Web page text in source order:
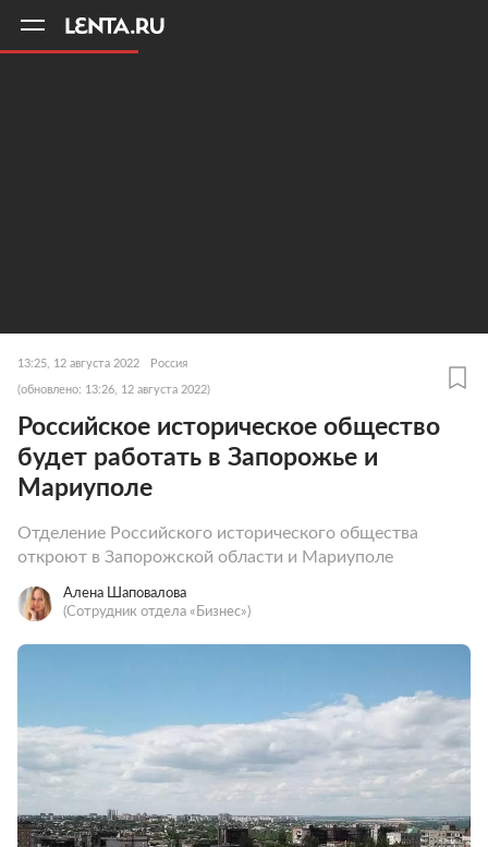
13:25, 12 августа 2022 Россия
(обновлено: 13:26, 12 августа 2022)
Российское историческое общество
будет работать в Запорожье и
Мариуполе
Отделение Российского исторического общества
откроют в Запорожской области и Мариуполе
Алена Шаповалова
(Сотрудник отдела «‎Бизнес»)